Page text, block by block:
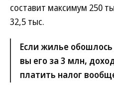
составит максимум 250
32,5 тыс.
Если жилье
вы его за 3 млн,
платить налог